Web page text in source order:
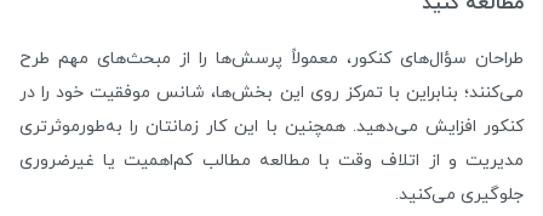
طراحان سؤال‌های کنکور، معمولاً پرسش‌ها را از مبحث‌های مهم طرح
می‌کنند؛ بنابراین با تمرکز روی این بخش‌ها، شانس موفقیت خود را در
کنکور افزایش می‌دهید. همچنین با این کار زمانتان را به‌طور‌موثرتری
مدیریت و از اتلاف وقت با مطالعه مطالب کم‌اهمیت یا غیرضروری
جلوگیری می‌کنید.